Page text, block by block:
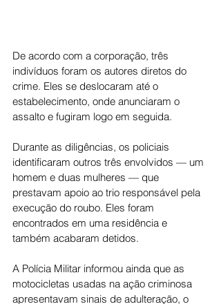
De acordo com a corporação, três
indivíduos foram os autores diretos do
crime. Eles se deslocaram até o
estabelecimento, onde anunciaram o
assalto e fugiram logo em seguida.
Durante as diligências, os policiais
identificaram outros três envolvidos — um
homem e duas mulheres — que
prestavam apoio ao trio responsável pela
execução do roubo. Eles foram
encontrados em uma residência e
também acabaram detidos.
A Polícia Militar informou ainda que as
motocicletas usadas na ação criminosa
apresentavam sinais de adulteração, o